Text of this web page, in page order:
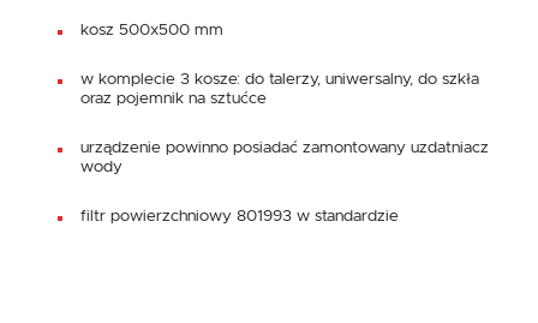
kosz 500x500 mm
w komplecie 3 kosze: do talerzy, uniwersalny, do szkła
oraz pojemnik na sztućce
urządzenie powinno posiadać zamontowany uzdatniacz
wody
filtr powierzchniowy 801993 w standardzie